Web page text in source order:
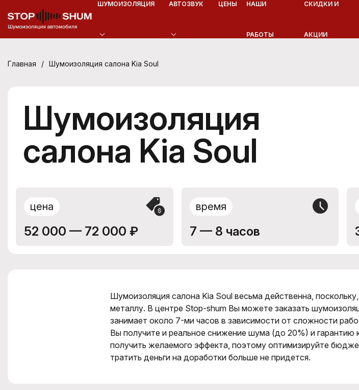
ШУМОИЗОЛЯЦИЯ АВТОЗВУК ЦЕНЫ НАШИ
РАБОТЫ
СКИДКИ И
АКЦИИ
Главная / Шумоизоляция салона Kia Soul
Шумоизоляция
салона Kia Soul
цена
52 000 — 72 000 ₽
время
7 — 8 часов
Шумоизоляция салона Kia Soul весьма действенна,
металлу. В центре Stop-shum Вы можете заказать
занимает около 7-ми часов в зависимости от сложности
Вы получите и реальное снижение шума (до 20%) и
получить желаемого эффекта, поэтому оптимизируйте
тратить деньги на доработки больше не придется.